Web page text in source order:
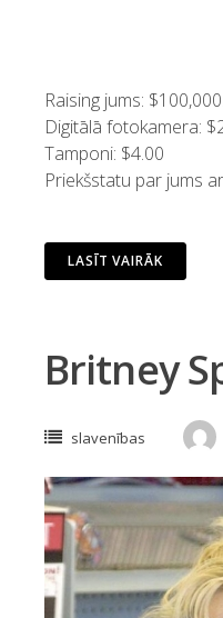
Raising jums:
Digitālā fotokamera:
Tamponi: $4.00
Priekšstatu par jums
LASĪT VAIRĀK
Britney
slavenības